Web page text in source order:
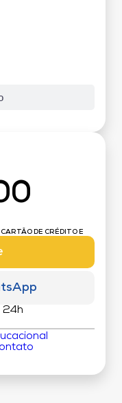
DE CRÉDITO E
24h